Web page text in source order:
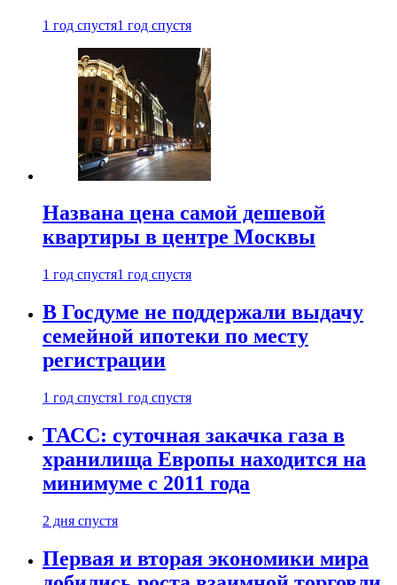
1 год спустя1 год спустя
Названа цена самой дешевой
квартиры в центре Москвы
1 год спустя1 год спустя
В Госдуме не поддержали выдачу
семейной ипотеки по месту
регистрации
1 год спустя1 год спустя
ТАСС: суточная закачка газа в
хранилища Европы находится на
минимуме с 2011 года
2 дня спустя
Первая и вторая экономики мира